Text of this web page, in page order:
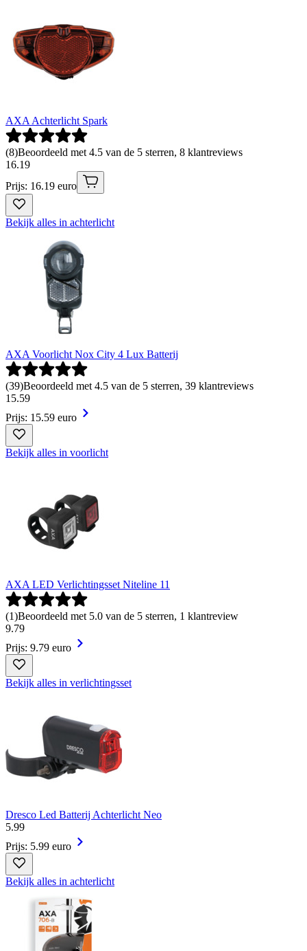
AXA Achterlicht Spark
(8)Beoordeeld met 4.5 van de 5 sterren, 8 klantreviews
16.19
Prijs: 16.19 euro
Bekijk alles in achterlicht
AXA Voorlicht Nox City 4 Lux Batterij
(39)Beoordeeld met 4.5 van de 5 sterren, 39 klantreviews
15.59
Prijs: 15.59 euro
Bekijk alles in voorlicht
AXA LED Verlichtingsset Niteline 11
(1)Beoordeeld met 5.0 van de 5 sterren, 1 klantreview
9.79
Prijs: 9.79 euro
Bekijk alles in verlichtingsset
Dresco Led Batterij Achterlicht Neo
5.99
Prijs: 5.99 euro
Bekijk alles in achterlicht